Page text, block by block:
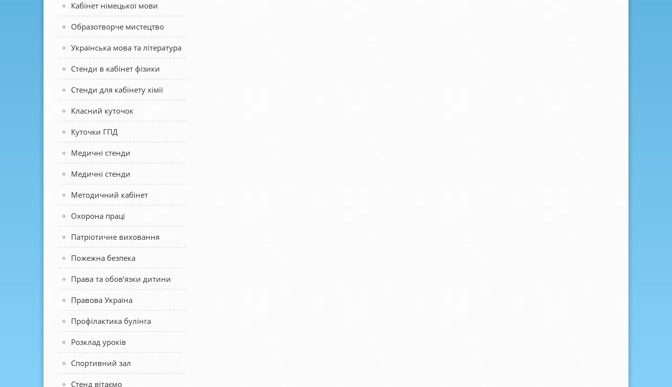
Кабінет німецької мови
Образотворче мистецтво
Українська мова та література
Стенди в кабінет фізики
Стенди для кабінету хімії
Класний куточок
Куточки ГПД
Медичні стенди
Медичні стенди
Методичний кабінет
Охорона праці
Патріотичне виховання
Пожежна безпека
Права та обов’язки дитини
Правова Україна
Профілактика булінга
Розклад уроків
Спортивний зал
Стенд вітаємо